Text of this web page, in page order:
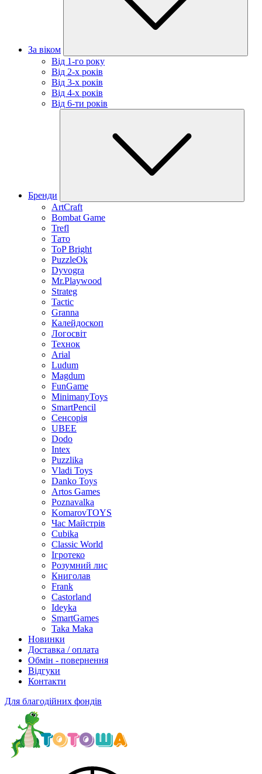
За віком
Від 1-го року
Від 2-х років
Від 3-х років
Від 4-х років
Від 6-ти років
Бренди
ArtCraft
Bombat Game
Trefl
Тато
ToP Bright
PuzzleOk
Dyvogra
Mr.Playwood
Strateg
Tactic
Granna
Калейдоскоп
Логосвіт
Технок
Arial
Ludum
Magdum
FunGame
MinimanyToys
SmartPencil
Сенсорія
UBEE
Dodo
Intex
Puzzlika
Vladi Toys
Danko Toys
Artos Games
Poznavalka
KomarovTOYS
Час Майстрів
Cubika
Classic World
Ігротеко
Розумний лис
Книголав
Frank
Castorland
Ideyka
SmartGames
Taka Maka
Новинки
Доставка / оплата
Обмін - повернення
Відгуки
Контакти
Для благодійних фондів